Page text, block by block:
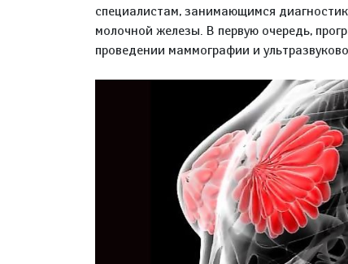
специалистам, занимающимся
молочной железы. В первую очередь,
проведении маммографии и